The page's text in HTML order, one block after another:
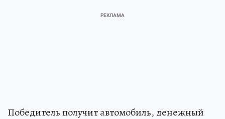
Победитель получит автомобиль, денежный